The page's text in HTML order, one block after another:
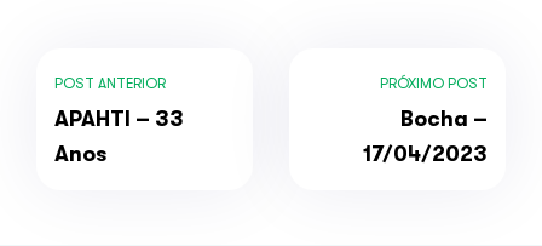
POST ANTERIOR
APAHTI – 33
Anos
PRÓXIMO POST
Bocha –
17/04/2023